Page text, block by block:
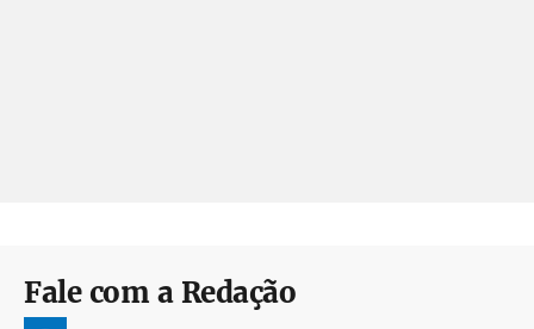
Fale com a Redação